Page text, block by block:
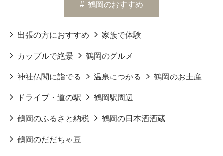
# 鶴岡のおすすめ
出張の方におすすめ 家族で体験
カップルで絶景 鶴岡のグルメ
神社仏閣に詣でる 温泉につかる 鶴岡のお土産
ドライブ・道の駅 鶴岡駅周辺
鶴岡のふるさと納税 鶴岡の日本酒酒蔵
鶴岡のだだちゃ豆